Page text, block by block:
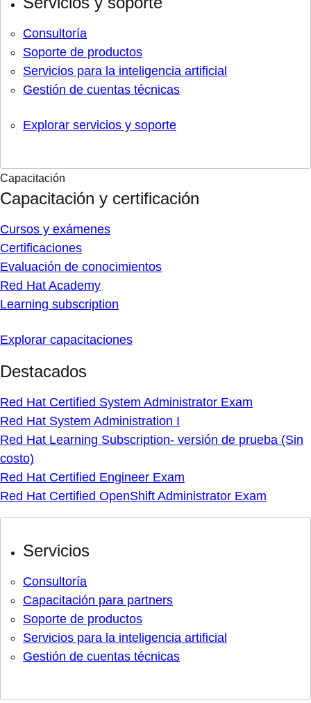
Consultoría
Soporte de productos
Servicios para la inteligencia artificial
Gestión de cuentas técnicas
Explorar servicios y soporte
Capacitación
Capacitación y certificación
Cursos y exámenes
Certificaciones
Evaluación de conocimientos
Red Hat Academy
Learning subscription
Explorar capacitaciones
Destacados
Red Hat Certified System Administrator Exam
Red Hat System Administration I
Red Hat Learning Subscription- versión de prueba (Sin
costo)
Red Hat Certified Engineer Exam
Red Hat Certified OpenShift Administrator Exam
Servicios
Consultoría
Capacitación para partners
Soporte de productos
Servicios para la inteligencia artificial
Gestión de cuentas técnicas